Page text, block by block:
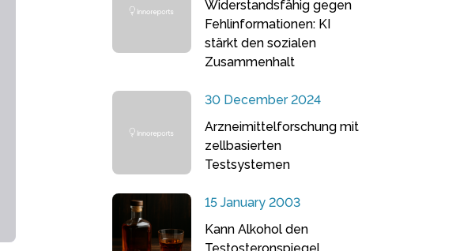
Widerstandsfähig gegen
Fehlinformationen: KI
stärkt den sozialen
Zusammenhalt
30 December 2024
Arzneimittelforschung mit
zellbasierten
Testsystemen
15 January 2003
Kann Alkohol den
Testosteronspiegel